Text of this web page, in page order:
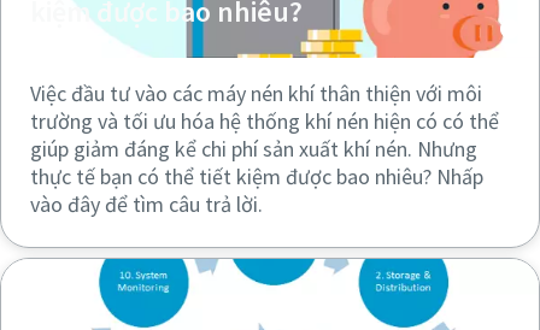
Mọi thứ bạn cần biết về ứng dụng cắt laser
Tìm hiểu lý khí nén và khí nitơ quan trọng đối với ứng dụng
kiệm được bao nhiêu?
Việc đầu tư vào các máy nén khí thân thiện với môi
trường và tối ưu hóa hệ thống khí nén hiện có có thể
giúp giảm đáng kể chi phí sản xuất khí nén. Nhưng
thực tế bạn có thể tiết kiệm được bao nhiêu? Nhấp
vào đây để tìm câu trả lời.